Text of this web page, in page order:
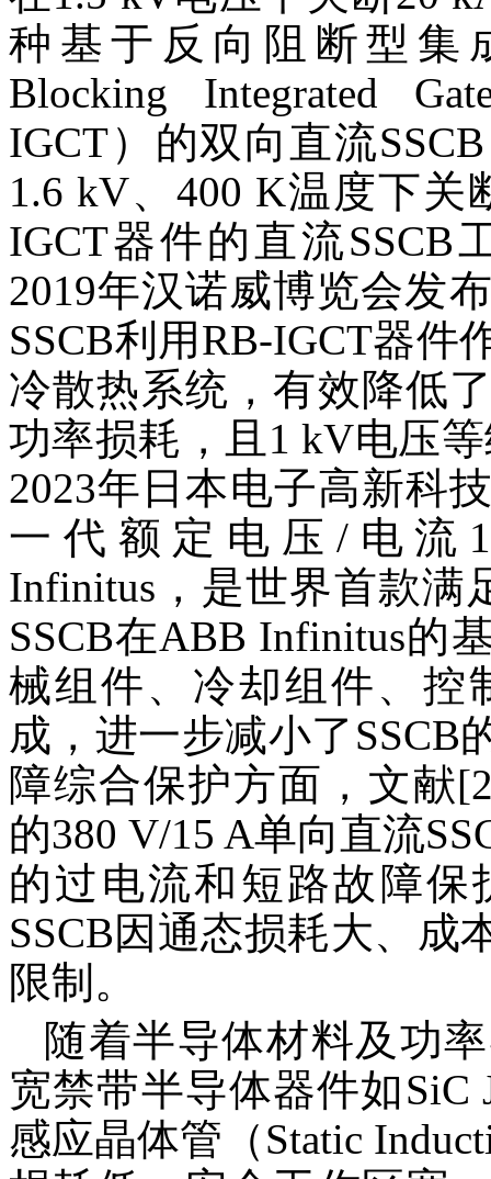
种基于反向阻断型集
Blocking Integrated
IGCT）的双向直流
1.6 kV、400 K温度下关
IGCT器件的直流
2019年汉诺威博览会发
SSCB利用RB-IGCT器件
冷散热系统，有效降低
功率损耗，且1 kV电压
2023年日本电子高新科
一代额定电压/电流1
Infinitus，是世界首款满
SSCB在ABB Infinitus的
械组件、冷却组件、控
成，进一步减小了SSCB
障综合保护方面，文献
的380 V/15 A单向直流
的过电流和短路故障
SSCB因通态损耗大、成
限制。
随着半导体材料及功
宽禁带半导体器件如SiC
感应晶体管（Static